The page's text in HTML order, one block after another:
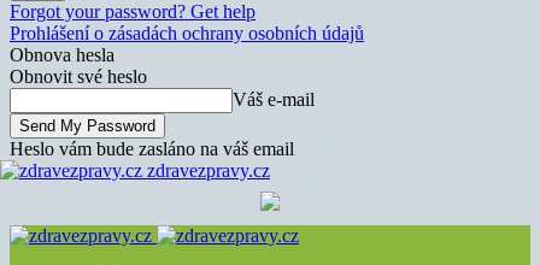
Forgot your password? Get help
Prohlášení o zásadách ochrany osobních údajů
Obnova hesla
Obnovit své heslo
Váš e-mail
Heslo vám bude zasláno na váš email
zdravezpravy.cz